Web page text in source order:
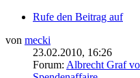
Rufe den Beitrag auf
von mecki
23.02.2010, 16:26
Forum: Albrecht Graf